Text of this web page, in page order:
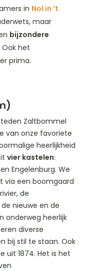
in Nol in ’t
maar
bijzondere
het
prima.
Zaltbommel
van onze favoriete
heerlijkheid
vier kastelen:
Engelenburg. We
via een boomgaard
de
nieuwe en de
onderweg heerlijk
diverse
bij stil te staan. Ook
uit 1874. Het is het